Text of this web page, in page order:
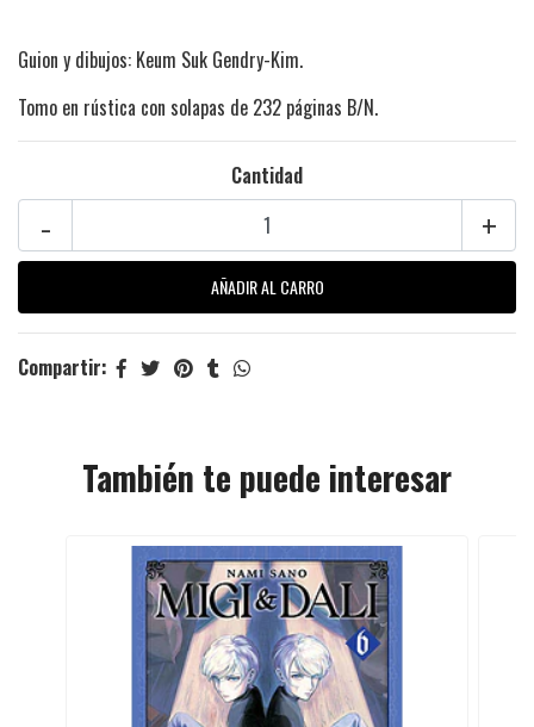
Guion y dibujos: Keum Suk Gendry-Kim.
Tomo en rústica con solapas de 232 páginas B/N.
Cantidad
+
-
Compartir:
También te puede interesar